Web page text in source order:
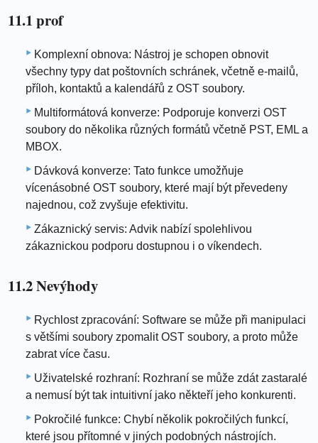
11.1 prof
Komplexní obnova: Nástroj je schopen obnovit
všechny typy dat poštovních schránek, včetně e-mailů,
příloh, kontaktů a kalendářů z OST soubory.
Multiformátová konverze: Podporuje konverzi OST
soubory do několika různých formátů včetně PST, EML a
MBOX.
Dávková konverze: Tato funkce umožňuje
vícenásobné OST soubory, které mají být převedeny
najednou, což zvyšuje efektivitu.
Zákaznický servis: Advik nabízí spolehlivou
zákaznickou podporu dostupnou i o víkendech.
11.2 Nevýhody
Rychlost zpracování: Software se může při manipulaci
s většími soubory zpomalit OST soubory, a proto může
zabrat více času.
Uživatelské rozhraní: Rozhraní se může zdát zastaralé
a nemusí být tak intuitivní jako někteří jeho konkurenti.
Pokročilé funkce: Chybí několik pokročilých funkcí,
které jsou přítomné v jiných podobných nástrojích.